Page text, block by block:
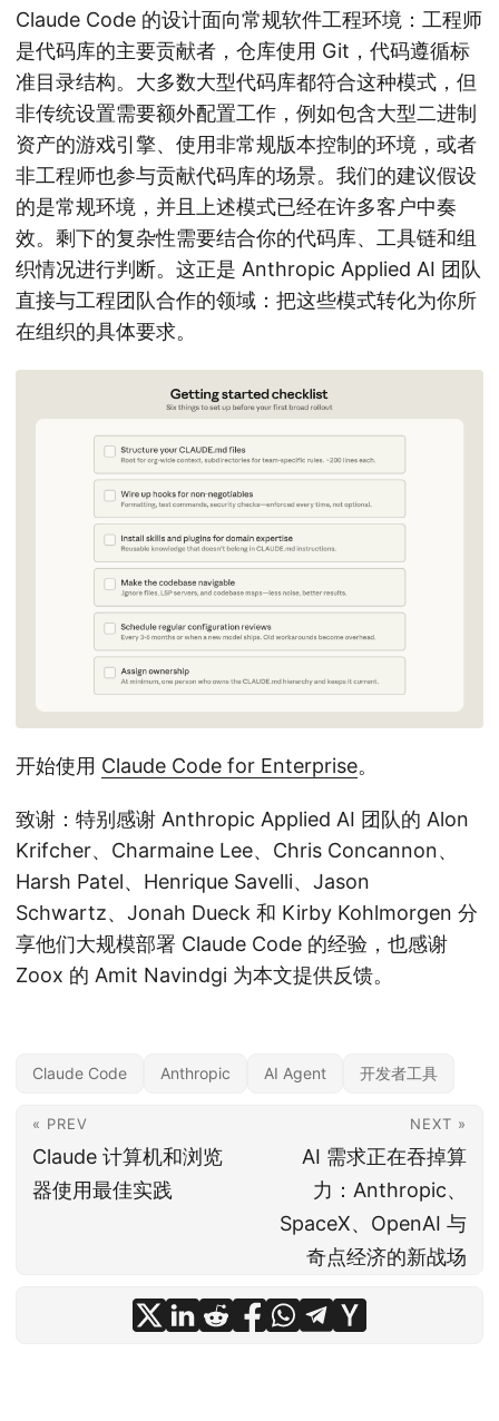
Claude Code 的设计面向常规软件工程环境：工程师
是代码库的主要贡献者，仓库使用 Git，代码遵循标
准目录结构。大多数大型代码库都符合这种模式，但
非传统设置需要额外配置工作，例如包含大型二进制
资产的游戏引擎、使用非常规版本控制的环境，或者
非工程师也参与贡献代码库的场景。我们的建议假设
的是常规环境，并且上述模式已经在许多客户中奏
效。剩下的复杂性需要结合你的代码库、工具链和组
织情况进行判断。这正是 Anthropic Applied AI 团队
直接与工程团队合作的领域：把这些模式转化为你所
在组织的具体要求。
开始使用 Claude Code for Enterprise。
致谢：特别感谢 Anthropic Applied AI 团队的 Alon
Krifcher、Charmaine Lee、Chris Concannon、
Harsh Patel、Henrique Savelli、Jason
Schwartz、Jonah Dueck 和 Kirby Kohlmorgen 分
享他们大规模部署 Claude Code 的经验，也感谢
Zoox 的 Amit Navindgi 为本文提供反馈。
Claude Code Anthropic AI Agent 开发者工具
« PREV
Claude 计算机和浏览
器使用最佳实践
NEXT »
AI 需求正在吞掉算
力：Anthropic、
SpaceX、OpenAI 与
奇点经济的新战场